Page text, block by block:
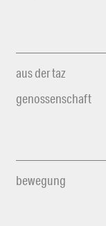
aus der taz
genossenschaft
bewegung